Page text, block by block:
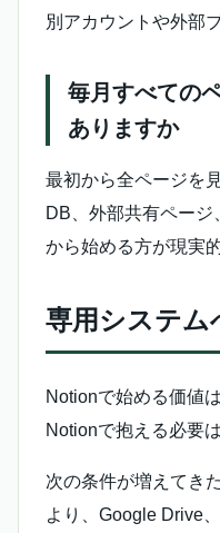
別アカウントや外部
毎月すべての
ありますか
最初から全ページを
DB、外部共有ペー
から始める方が現実
専用システム
Notionで始める価値
Notionで抱える必要
次の条件が増えてき
より、Google Drive